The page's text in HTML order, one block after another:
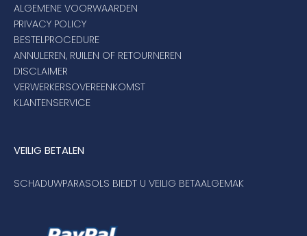
ALGEMENE VOORWAARDEN
PRIVACY POLICY
BESTELPROCEDURE
ANNULEREN, RUILEN OF RETOURNEREN
DISCLAIMER
VERWERKERSOVEREENKOMST
KLANTENSERVICE
VEILIG BETALEN
SCHADUWPARASOLS BIEDT U VEILIG BETAALGEMAK